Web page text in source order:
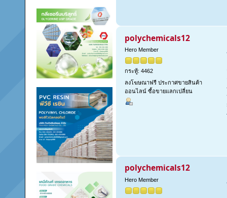
polychemicals12
Hero Member
กระทู้: 4462
ลงโฆษณาฟรี ประกาศขายสินค้า
ออนไลน์ ซื้อขายแลกเปลี่ยน
polychemicals12
Hero Member